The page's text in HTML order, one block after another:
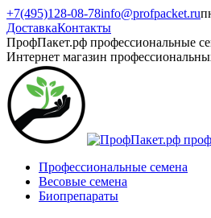
Перейти
к
содержанию
+7(495)128-08-78info@profpacket.ru
ДоставкаКонтакты
Facebook
page
opens
in
new
window
Одноклассники
page
opens
in
new
window
Instagram
page
opens
in
new
window
Вконтакте
page
opens
in
new
window
Viber
page
opens
in
new
window
Whatsapp
page
opens
in
new
window
ПрофПакет.рф профессиональные
Интернет магазин
Профессиональные семена
Весовые семена
Биопрепараты